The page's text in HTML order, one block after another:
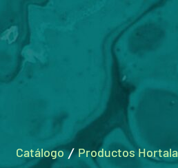
Catálogo/Productos